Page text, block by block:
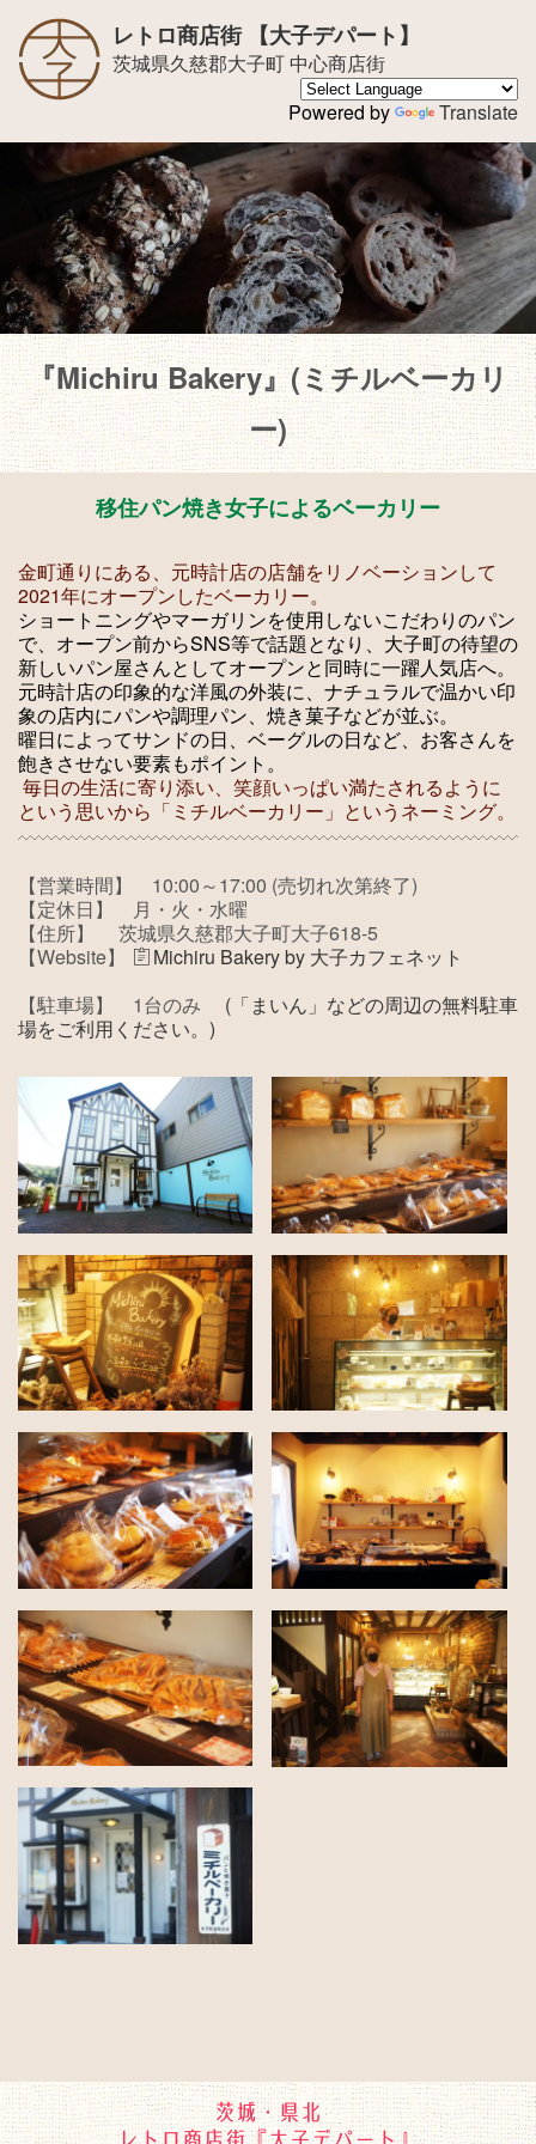
レトロ商店街 【大子デパート】
茨城県久慈郡大子町 中心商店街
Powered by
Translate
『Michiru Bakery』(ミチルベーカリ
ー)
移住パン焼き女子によるベーカリー
金町通りにある、元時計店の店舗をリノベーションして
2021年にオープンしたベーカリー。
ショートニングやマーガリンを使用しないこだわりのパン
で、オープン前からSNS等で話題となり、大子町の待望の
新しいパン屋さんとしてオープンと同時に一躍人気店へ。
元時計店の印象的な洋風の外装に、ナチュラルで温かい印
象の店内にパンや調理パン、焼き菓子などが並ぶ。
曜日によってサンドの日、ベーグルの日など、お客さんを
飽きさせない要素もポイント。
毎日の生活に寄り添い、笑顔いっぱい満たされるように
という思いから「ミチルベーカリー」というネーミング。
【営業時間】 10:00～17:00 (売切れ次第終了)
【定休日】 月・火・水曜
【住所】
茨城県久慈郡大子町大子618-5
【Website】
Michiru Bakery by 大子カフェネット
【駐車場】 1台のみ
(「まいん」などの周辺の無料駐車
場をご利用ください。)
茨城・県北